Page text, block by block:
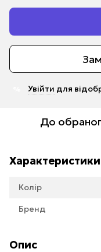
Увійти для
До
Характеристики
Колір
Бренд
Опис